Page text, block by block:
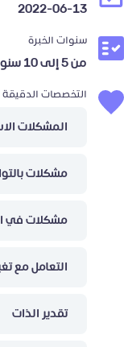
2022-06-13
سنوات الخبرة
من 5 إلى 10 سنوات
التخصصات الدقيقة
المشكلات
مشكلات
مشكلات في
التعامل مع
تقدير الذات